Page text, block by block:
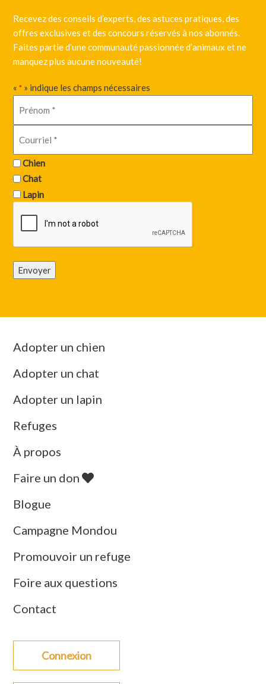
Recevez des conseils d’experts, des astuces pratiques, des
offres exclusives et des concours réservés à nos abonnés.
Faites partie d’une communauté passionnée d’animaux et ne
manquez plus aucune nouveauté!
«* » indique les champs nécessaires
Chien
Chat
Lapin
Envoyer
Adopter un chien
Adopter un chat
Adopter un lapin
Refuges
À propos
Faire un don
Blogue
Campagne Mondou
Promouvoir un refuge
Foire aux questions
Contact
Connexion